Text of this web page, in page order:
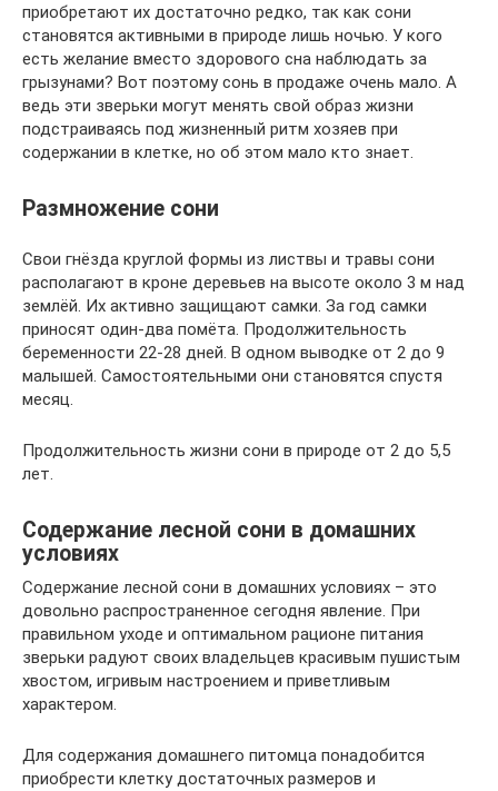
приобретают их достаточно редко, так как сони
становятся активными в природе лишь ночью. У кого
есть желание вместо здорового сна наблюдать за
грызунами? Вот поэтому сонь в продаже очень мало. А
ведь эти зверьки могут менять свой образ жизни
подстраиваясь под жизненный ритм хозяев при
содержании в клетке, но об этом мало кто знает.
Размножение сони
Свои гнёзда круглой формы из листвы и травы сони
располагают в кроне деревьев на высоте около 3 м над
землёй. Их активно защищают самки. За год самки
приносят один-два помёта. Продолжительность
беременности 22-28 дней. В одном выводке от 2 до 9
малышей. Самостоятельными они становятся спустя
месяц.
Продолжительность жизни сони в природе от 2 до 5,5
лет.
Содержание лесной сони в домашних
условиях
Содержание лесной сони в домашних условиях – это
довольно распространенное сегодня явление. При
правильном уходе и оптимальном рационе питания
зверьки радуют своих владельцев красивым пушистым
хвостом, игривым настроением и приветливым
характером.
Для содержания домашнего питомца понадобится
приобрести клетку достаточных размеров и